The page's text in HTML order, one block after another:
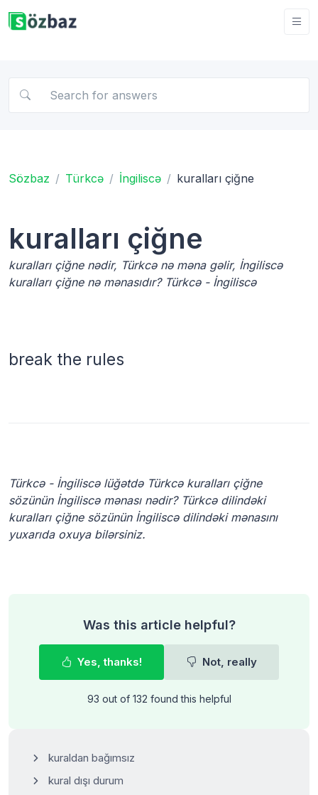
Sözbaz Türkcə İngiliscə kuralları çiğne
kuralları çiğne
kuralları çiğne nədir, Türkcə nə məna gəlir, İngiliscə
kuralları çiğne nə mənasıdır? Türkcə - İngiliscə
break the rules
Türkcə - İngiliscə lüğətdə Türkcə kuralları çiğne
sözünün İngiliscə mənası nədir? Türkcə dilindəki
kuralları çiğne sözünün İngiliscə dilindəki mənasını
yuxarıda oxuya bilərsiniz.
Was this article helpful?
Yes, thanks! Not, really
93 out of 132 found this helpful
kuraldan bağımsız
kural dışı durum